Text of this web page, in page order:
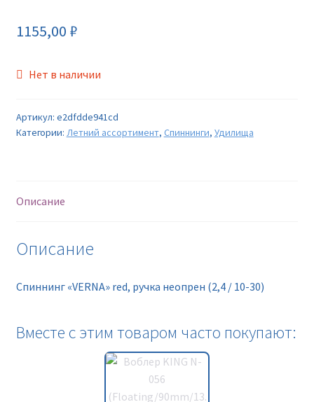
Контакты
1155,00 ₽
Нет в наличии
Артикул: e2dfdde941cd
Категории: Летний ассортимент, Спиннинги, Удилища
Описание
Описание
Спиннинг «VERNA» red, ручка неопрен (2,4 / 10-30)
Вместе с этим товаром часто покупают: